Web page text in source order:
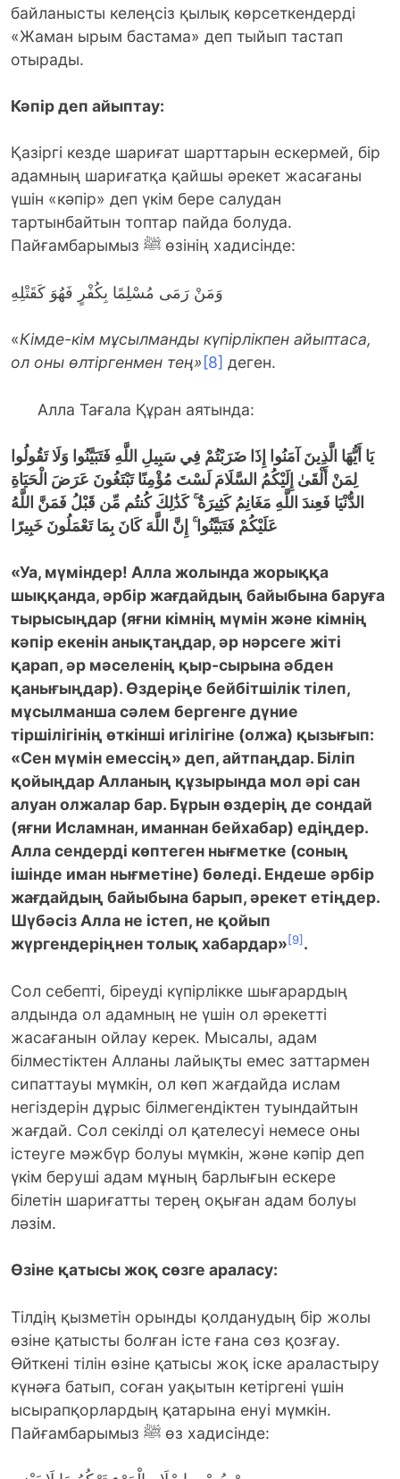
байланысты келеңсіз қылық көрсеткендерді
«Жаман ырым бастама» деп тыйып тастап
отырады.
Кәпір деп айыптау:
Қазіргі кезде шариғат шарттарын ескермей, бір
адамның шариғатқа қайшы әрекет жасағаны
үшін «кәпір» деп үкім бере салудан
тартынбайтын топтар пайда болуда.
Пайғамбарымыз ﷺ өзінің хадисінде:
وَمَنْ رَمَى مُسْلِمًا بِكُفْرٍ فَهُوَ كَقَتْلِهِ
«Кімде-кім мұсылманды күпірлікпен айыптаса,
ол оны өлтіргенмен тең» [8] деген.
Алла Тағала Құран аятында:
يَا أَيُّهَا الَّذِينَ آمَنُوا إِذَا ضَرَبْتُمْ فِي سَبِيلِ اللَّهِ فَتَبَيَّنُوا وَلَا تَقُولُوا
لِمَنْ أَلْقَىٰ إِلَيْكُمُ السَّلَامَ لَسْتَ مُؤْمِنًا تَبْتَغُونَ عَرَضَ الْحَيَاةِ
الدُّنْيَا فَعِندَ اللَّهِ مَغَانِمُ كَثِيرَةٌ ۚ كَذَٰلِكَ كُنتُم مِّن قَبْلُ فَمَنَّ اللَّهُ
عَلَيْكُمْ فَتَبَيَّنُوا ۚ إِنَّ اللَّهَ كَانَ بِمَا تَعْمَلُونَ خَبِيرًا
«Уа, мүміндер! Алла жолында жорыққа
шыққанда, әрбір жағдайдың байыбына баруға
тырысыңдар (яғни кімнің мүмін және кімнің
кәпір екенін анықтаңдар, әр нәрсеге жіті
қарап, әр мәселенің қыр-сырына әбден
қанығыңдар). Өздеріңе бейбітшілік тілеп,
мұсылманша сәлем бергенге дүние
тіршілігінің өткінші игілігіне (олжа) қызығып:
«Сен мүмін емессің» деп, айтпаңдар. Біліп
қойыңдар Алланың құзырында мол әрі сан
алуан олжалар бар. Бұрын өздерің де сондай
(яғни Исламнан, иманнан бейхабар) едіңдер.
Алла сендерді көптеген нығметке (соның
ішінде иман нығметіне) бөледі. Ендеше әрбір
жағдайдың байыбына барып, әрекет етіңдер.
Шүбәсіз Алла не істеп, не қойып
жүргендеріңнен толық хабардар»[9] .
Сол себепті, біреуді күпірлікке шығарардың
алдында ол адамның не үшін ол әрекетті
жасағанын ойлау керек. Мысалы, адам
білместіктен Алланы лайықты емес заттармен
сипаттауы мүмкін, ол көп жағдайда ислам
негіздерін дұрыс білмегендіктен туындайтын
жағдай. Сол секілді ол қателесуі немесе оны
істеуге мәжбүр болуы мүмкін, және кәпір деп
үкім беруші адам мұның барлығын ескере
білетін шариғатты терең оқыған адам болуы
ләзім.
Өзіне қатысы жоқ сөзге араласу:
Тілдің қызметін орынды қолданудың бір жолы
өзіне қатысты болған істе ғана сөз қозғау.
Өйткені тілін өзіне қатысы жоқ іске араластыру
күнәға батып, соған уақытын кетіргені үшін
ысырапқорлардың қатарына енуі мүмкін.
Пайғамбарымыз ﷺ өз хадисінде: